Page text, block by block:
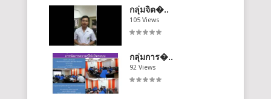
กลุ่มจิต�..
105 Views
กลุ่มการ�..
92 Views